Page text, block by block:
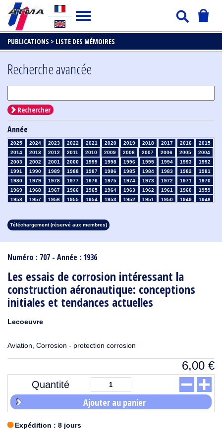
PUBLICATIONS > LISTE DES MÉMOIRES
Numéro : 707 - Année : 1936
Les essais de corrosion intéressant la
construction aéronautique: conceptions
initiales et tendances actuelles
Lecoeuvre
Aviation, Corrosion - protection corrosion
6,00 €
Quantité
Ajouter au panier
Expédition : 8 jours
Recherche avancée
Rechercher
Année
2025 2024 2023 2022 2021 2020 2019 2018 2017 2016
2015
2014
2013 2012 2011 2010 2009 2008 2007 2006 2005
2004
2003
2002 2001 2000 1999 1998 1996 1995 1994 1993
1992
1991
1990 1989 1988 1987 1986 1985 1984 1983 1982
1981
1980
1979 1978 1977 1976 1975 1974 1973 1972 1971
1970
1969
1968 1967 1966 1965 1964 1963 1962 1961 1960
1959
1958
1957 1956 1955 1954 1953 1952 1951 1950 1949
1948
1913
1912 1911 1910 1909 1908
Téléchargement (réservé aux membres)